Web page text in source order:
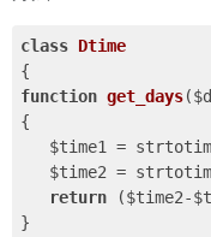
class Dtime
function get_days
{
$time1 =
$time2 =
return ($time2-
}